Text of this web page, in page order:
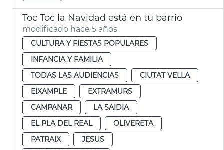
Toc Toc la Navidad está en tu barrio
modificado hace 5 años
CULTURA Y FIESTAS POPULARES
INFANCIA Y FAMILIA
TODAS LAS AUDIENCIAS
CIUTAT VELLA
EIXAMPLE
EXTRAMURS
CAMPANAR
LA SAIDIA
EL PLA DEL REAL
OLIVERETA
PATRAIX
JESUS